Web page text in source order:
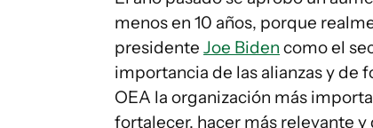
menos en 10 años, porque
presidente Joe Biden como el
importancia de las alianzas y de
OEA la organización más
fortalecer, hacer más relevante